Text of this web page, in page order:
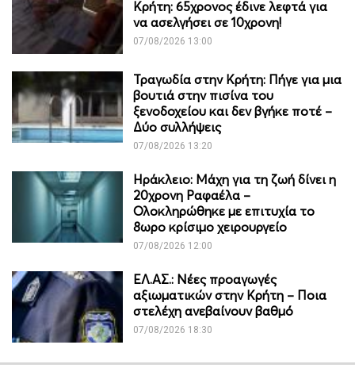
Κρήτη: 65χρονος έδινε λεφτά για
να ασελγήσει σε 10χρονη!
07/08/2026 13:00
Τραγωδία στην Κρήτη: Πήγε για μια
βουτιά στην πισίνα του
ξενοδοχείου και δεν βγήκε ποτέ –
Δύο συλλήψεις
07/08/2026 13:20
Ηράκλειο: Μάχη για τη ζωή δίνει η
20χρονη Ραφαέλα –
Ολοκληρώθηκε με επιτυχία το
8ωρο κρίσιμο χειρουργείο
07/08/2026 12:00
ΕΛ.ΑΣ.: Νέες προαγωγές
αξιωματικών στην Κρήτη – Ποια
στελέχη ανεβαίνουν βαθμό
07/08/2026 18:30